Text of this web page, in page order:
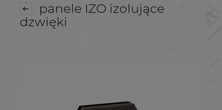
panele IZO izolujące
dzwięki